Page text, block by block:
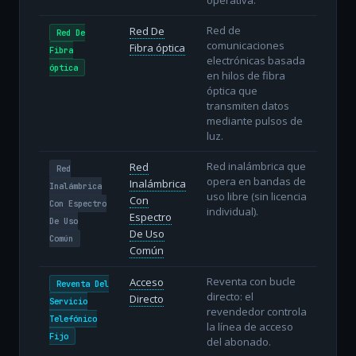
Red De
Fibra
óptica
Red De
Fibra óptica
Red de
comunicaciones
electrónicas basada
en hilos de fibra
óptica que
transmiten datos
mediante pulsos de
luz.
Red
Inalámbrica
Con Espectro
De Uso
Común
Red
Inalámbrica
Con
Espectro
De Uso
Común
Red inalámbrica que
opera en bandas de
uso libre (sin licencia
individual).
Reventa Del
Servicio
Telefónico
Fijo
Acceso
Directo
Reventa con bucle
directo: el
revendedor controla
la línea de acceso
del abonado.